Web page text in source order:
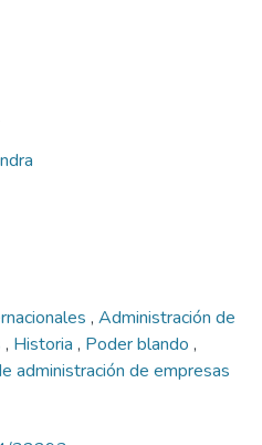
, Administración de
, Historia , Poder blando ,
administración de empresas